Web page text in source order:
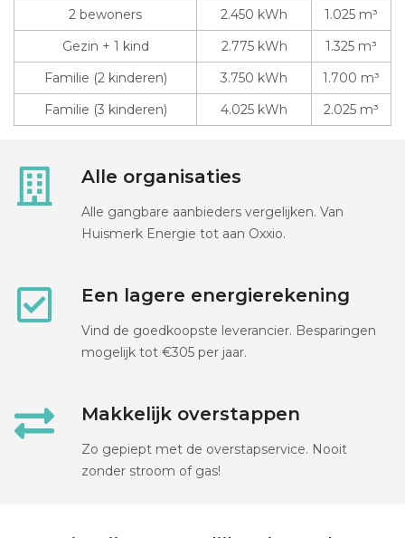
2 bewoners
2.450 kWh
1.025 m³
Gezin + 1 kind
2.775 kWh
1.325 m³
Familie (2 kinderen)
3.750 kWh
1.700 m³
Familie (3 kinderen)
4.025 kWh 2.025 m³
Alle organisaties
Alle gangbare aanbieders vergelijken. Van
Huismerk Energie tot aan Oxxio.
Een lagere energierekening
Vind de goedkoopste leverancier. Besparingen
mogelijk tot €305 per jaar.
Makkelijk overstappen
Zo gepiept met de overstapservice. Nooit
zonder stroom of gas!